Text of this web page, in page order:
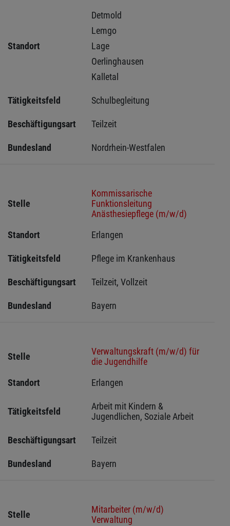
Standort
Detmold
Lemgo
Lage
Oerlinghausen
Kalletal
Tätigkeitsfeld Schulbegleitung
Beschäftigungsart Teilzeit
Bundesland Nordrhein-Westfalen
Stelle
Kommissarische
Funktionsleitung
Anästhesiepflege (m/w/d)
Standort
Erlangen
Tätigkeitsfeld Pflege im Krankenhaus
Beschäftigungsart Teilzeit, Vollzeit
Bundesland Bayern
Stelle
Verwaltungskraft (m/w/d) für
die Jugendhilfe
Standort
Erlangen
Tätigkeitsfeld
Arbeit mit Kindern &
Jugendlichen, Soziale Arbeit
Beschäftigungsart Teilzeit
Bundesland Bayern
Stelle
Mitarbeiter (m/w/d)
Verwaltung